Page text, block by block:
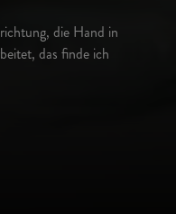
die Hand in
das finde ich